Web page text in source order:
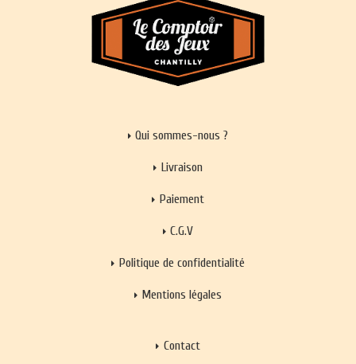
Qui sommes-nous ?
Livraison
Paiement
C.G.V
Politique de confidentialité
Mentions légales
Contact